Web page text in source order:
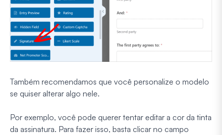
Também recomendamos que você personalize o modelo
se quiser alterar algo nele.
Por exemplo, você pode querer tentar editar a cor da tinta
da assinatura. Para fazer isso, basta clicar no campo